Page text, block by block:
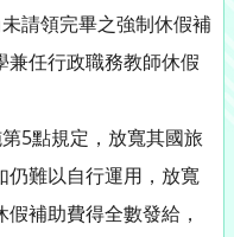
請領完畢之強制休假補
兼任行政職務教師休假
5點規定，放寬其國旅
仍難以自行運用，放寬
補助費得全數發給，